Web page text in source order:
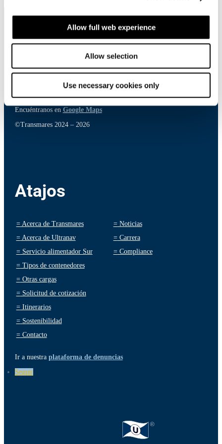
Allow full web experience
Allow selection
Use necessary cookies only
Contacto
El Bosque Norte 50, 23rd floor,
Encuéntranos en Google Maps
©Transmares 2024 – 2026
Atajos
=Acerca de Transmares
=Acerca de Ultranav
=Servicio alimentador Sur
=Tipos de contenedores
=Otras cargas
=Solicitud de cotización
=Itinerarios
=Sostenibilidad
=Contacto
=Noticias
=Carrera
=Compliance
Ir a nuestra plataforma de denuncias
Seguir